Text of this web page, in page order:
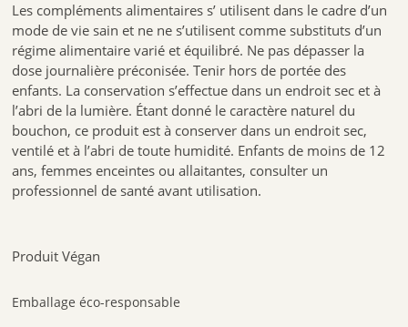
Les compléments alimentaires s’ utilisent dans le cadre d’un
mode de vie sain et ne ne s’utilisent comme substituts d’un
régime alimentaire varié et équilibré. Ne pas dépasser la
dose journalière préconisée. Tenir hors de portée des
enfants. La conservation s’effectue dans un endroit sec et à
l’abri de la lumière. Étant donné le caractère naturel du
bouchon, ce produit est à conserver dans un endroit sec,
ventilé et à l’abri de toute humidité. Enfants de moins de 12
ans, femmes enceintes ou allaitantes, consulter un
professionnel de santé avant utilisation.
Produit Végan
Emballage éco-responsable